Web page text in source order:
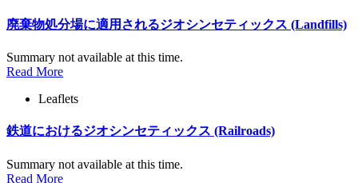
廃棄物処分場に適用されるジオシンセティックス (Landfills)
Summary not available at this time.
Read More
Leaflets
鉄道におけるジオシンセティックス (Railroads)
Summary not available at this time.
Read More